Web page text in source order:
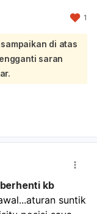
siklus haid
Jadi kemungkinan
berubah,
tidak terbukti
haid.
kondisi tubuh
yang normal.
Sebaiknya
umum kalau:
1–2 minggu,
1
di atas
saran
kb
suntik